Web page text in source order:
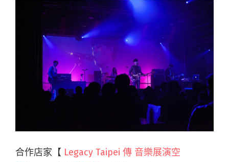
合作店家【 Legacy Taipei 傳 音樂展演空